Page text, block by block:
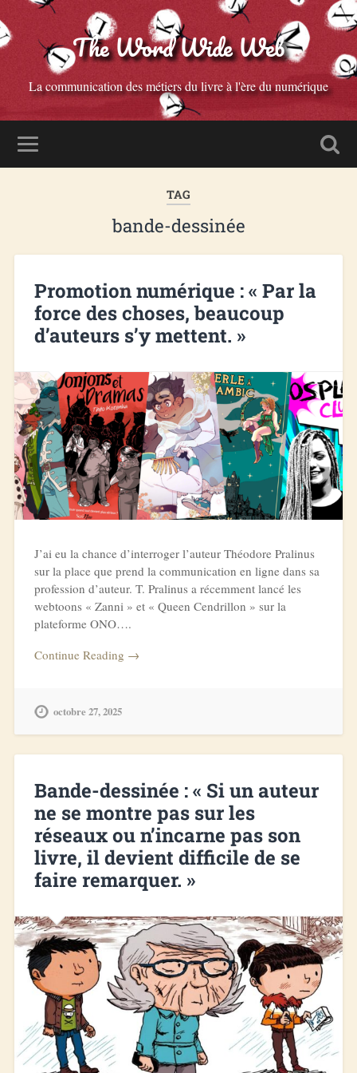
The Word Wide Web
La communication des métiers du livre à l'ère du numérique
TAG
bande-dessinée
Promotion numérique : « Par la
force des choses, beaucoup
d’auteurs s’y mettent. »
J’ai eu la chance d’interroger l’auteur Théodore Pralinus
sur la place que prend la communication en ligne dans sa
profession d’auteur. T. Pralinus a récemment lancé les
webtoons « Zanni » et « Queen Cendrillon » sur la
plateforme ONO….
Continue Reading →
octobre 27, 2025
Bande-dessinée : « Si un auteur
ne se montre pas sur les
réseaux ou n’incarne pas son
livre, il devient difficile de se
faire remarquer. »